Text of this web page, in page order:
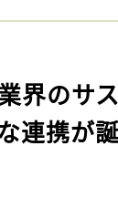
界のサ
連携が